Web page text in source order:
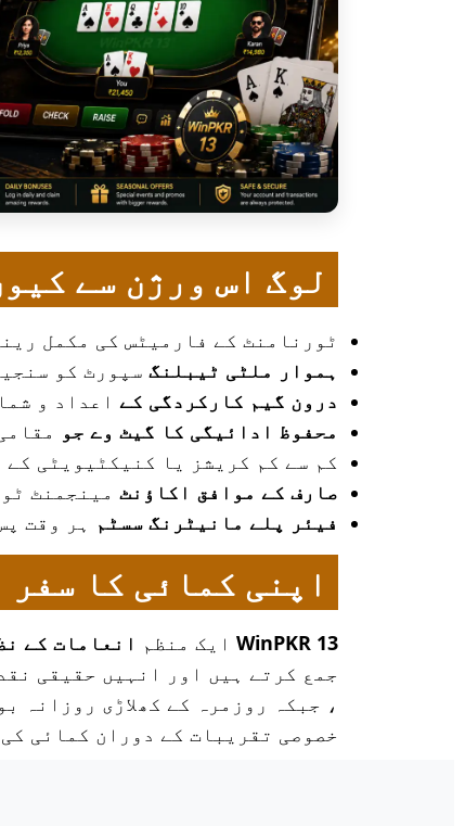
لوگ اس ورژن سے
ٹورنامنٹ کے فارمیٹس کی مکمل
ہموار ملٹی ٹیبلنگ سپورٹ کو
درون گیم کارکردگی کے اعداد و
محفوظ ادائیگی کا گیٹ وے جو
کم سے کم کریشز یا کنیکٹیویٹی کے
صارف کے موافق اکاؤنٹ مینجمنٹ
فیئر پلے مانیٹرنگ سسٹم ہر وقت
اپنی کمائی کا
WinPKR 13 ایک منظم انعامات کے
جمع کرتے ہیں اور انہیں حقیقی
، جبکہ روزمرہ کے کھلاڑی روزانہ
خصوصی تقریبات کے دوران کمائی